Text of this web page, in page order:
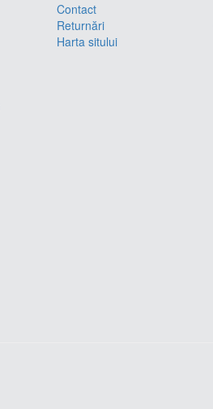
Contact
Returnări
Harta sitului